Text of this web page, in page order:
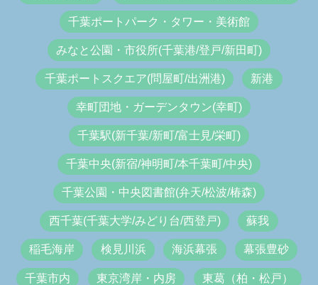
千葉ポートパーク・タワー・美術館
みなと公園・市役所(千葉港/登戸/新田町)
千葉ポートスクエア(問屋町/出洲港) 新港
幸町団地・ガーデンタウン(幸町)
千葉駅(新千葉/新町/富士見/栄町)
千葉中央(新宿/神明町/本千葉町/中央)
千葉公園・中央図書館(弁天/松波/椿森)
西千葉(千葉大学/みどり台/西登戸) 蘇我
稲毛海岸 検見川浜 海浜幕張 幕張豊砂
千葉市内 東京湾岸・内房 東葛（柏・松戸）